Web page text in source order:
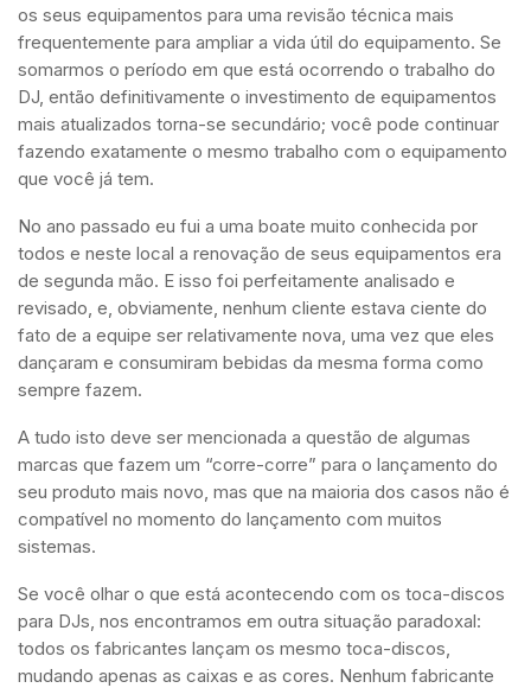
os seus equipamentos para uma revisão técnica mais
frequentemente para ampliar a vida útil do equipamento. Se
somarmos o período em que está ocorrendo o trabalho do
DJ, então definitivamente o investimento de equipamentos
mais atualizados torna-se secundário; você pode continuar
fazendo exatamente o mesmo trabalho com o equipamento
que você já tem.
No ano passado eu fui a uma boate muito conhecida por
todos e neste local a renovação de seus equipamentos era
de segunda mão. E isso foi perfeitamente analisado e
revisado, e, obviamente, nenhum cliente estava ciente do
fato de a equipe ser relativamente nova, uma vez que eles
dançaram e consumiram bebidas da mesma forma como
sempre fazem.
A tudo isto deve ser mencionada a questão de algumas
marcas que fazem um “corre-corre” para o lançamento do
seu produto mais novo, mas que na maioria dos casos não é
compatível no momento do lançamento com muitos
sistemas.
Se você olhar o que está acontecendo com os toca-discos
para DJs, nos encontramos em outra situação paradoxal:
todos os fabricantes lançam os mesmo toca-discos,
mudando apenas as caixas e as cores. Nenhum fabricante